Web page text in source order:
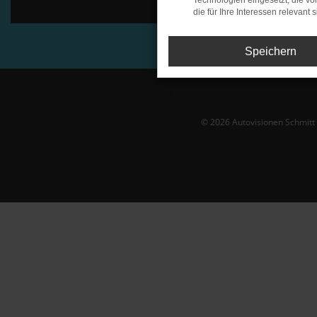
© 2026 Autovisionen
die für Ihre Interessen relevant
Speichern